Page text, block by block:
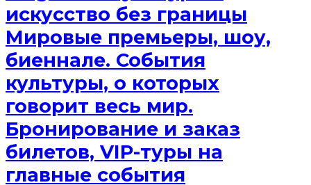
искусство без границы
Мировые премьеры, шоу,
биеннале. События
культуры, о которых
говорит весь мир.
Бронирование и заказ
билетов, VIP-туры на
главные события